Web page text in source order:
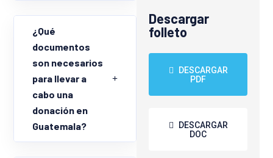
¿Qué
documentos
son necesarios
para llevar a
cabo una
donación en
Guatemala?
Descargar
folleto
DESCARGAR
PDF
DESCARGAR
DOC